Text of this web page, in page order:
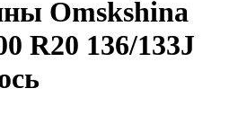
Omskshina
R20 136/133J